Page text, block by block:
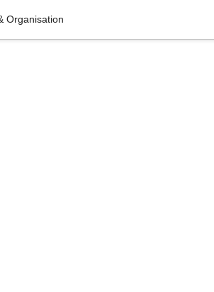
Organisation